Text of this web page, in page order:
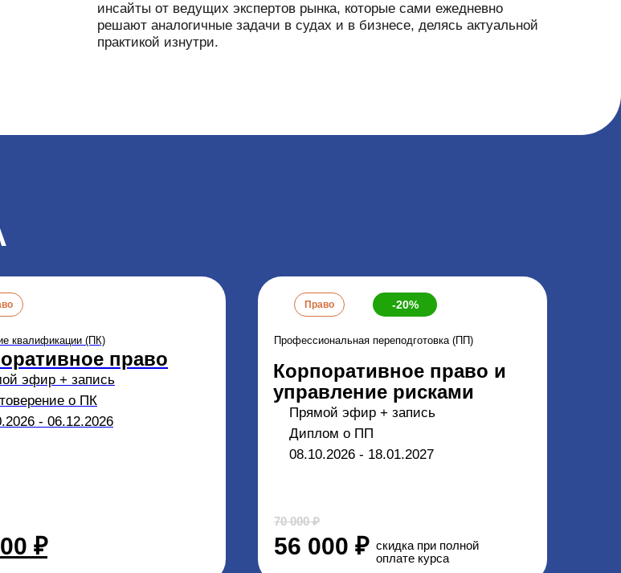
инсайты от ведущих экспертов рынка, которые сами ежедневно
решают аналогичные задачи в судах и в бизнесе, делясь актуальной
практикой изнутри.
₽
квалификации (ПК)
право
эфир + запись
о ПК
- 06.12.2026
56 000 ₽
Профессиональная переподготовка (ПП)
Корпоративное право и
управление рисками
Прямой эфир + запись
Диплом о ПП
08.10.2026 - 18.01.2027
Право
70 000 ₽
-20%
скидка при полной
оплате курса